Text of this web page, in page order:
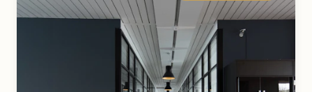
Garage
EXPLORER LA COLLECTION